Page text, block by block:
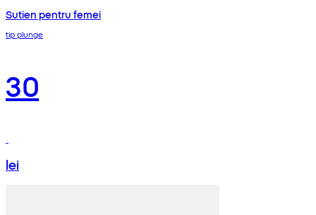
Sutien pentru femei
tip plunge
30
lei